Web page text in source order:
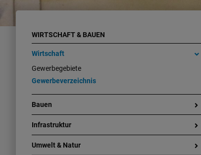
WIRTSCHAFT & BAUEN
Wirtschaft
Gewerbegebiete
Gewerbeverzeichnis
Bauen
Infrastruktur
Umwelt & Natur